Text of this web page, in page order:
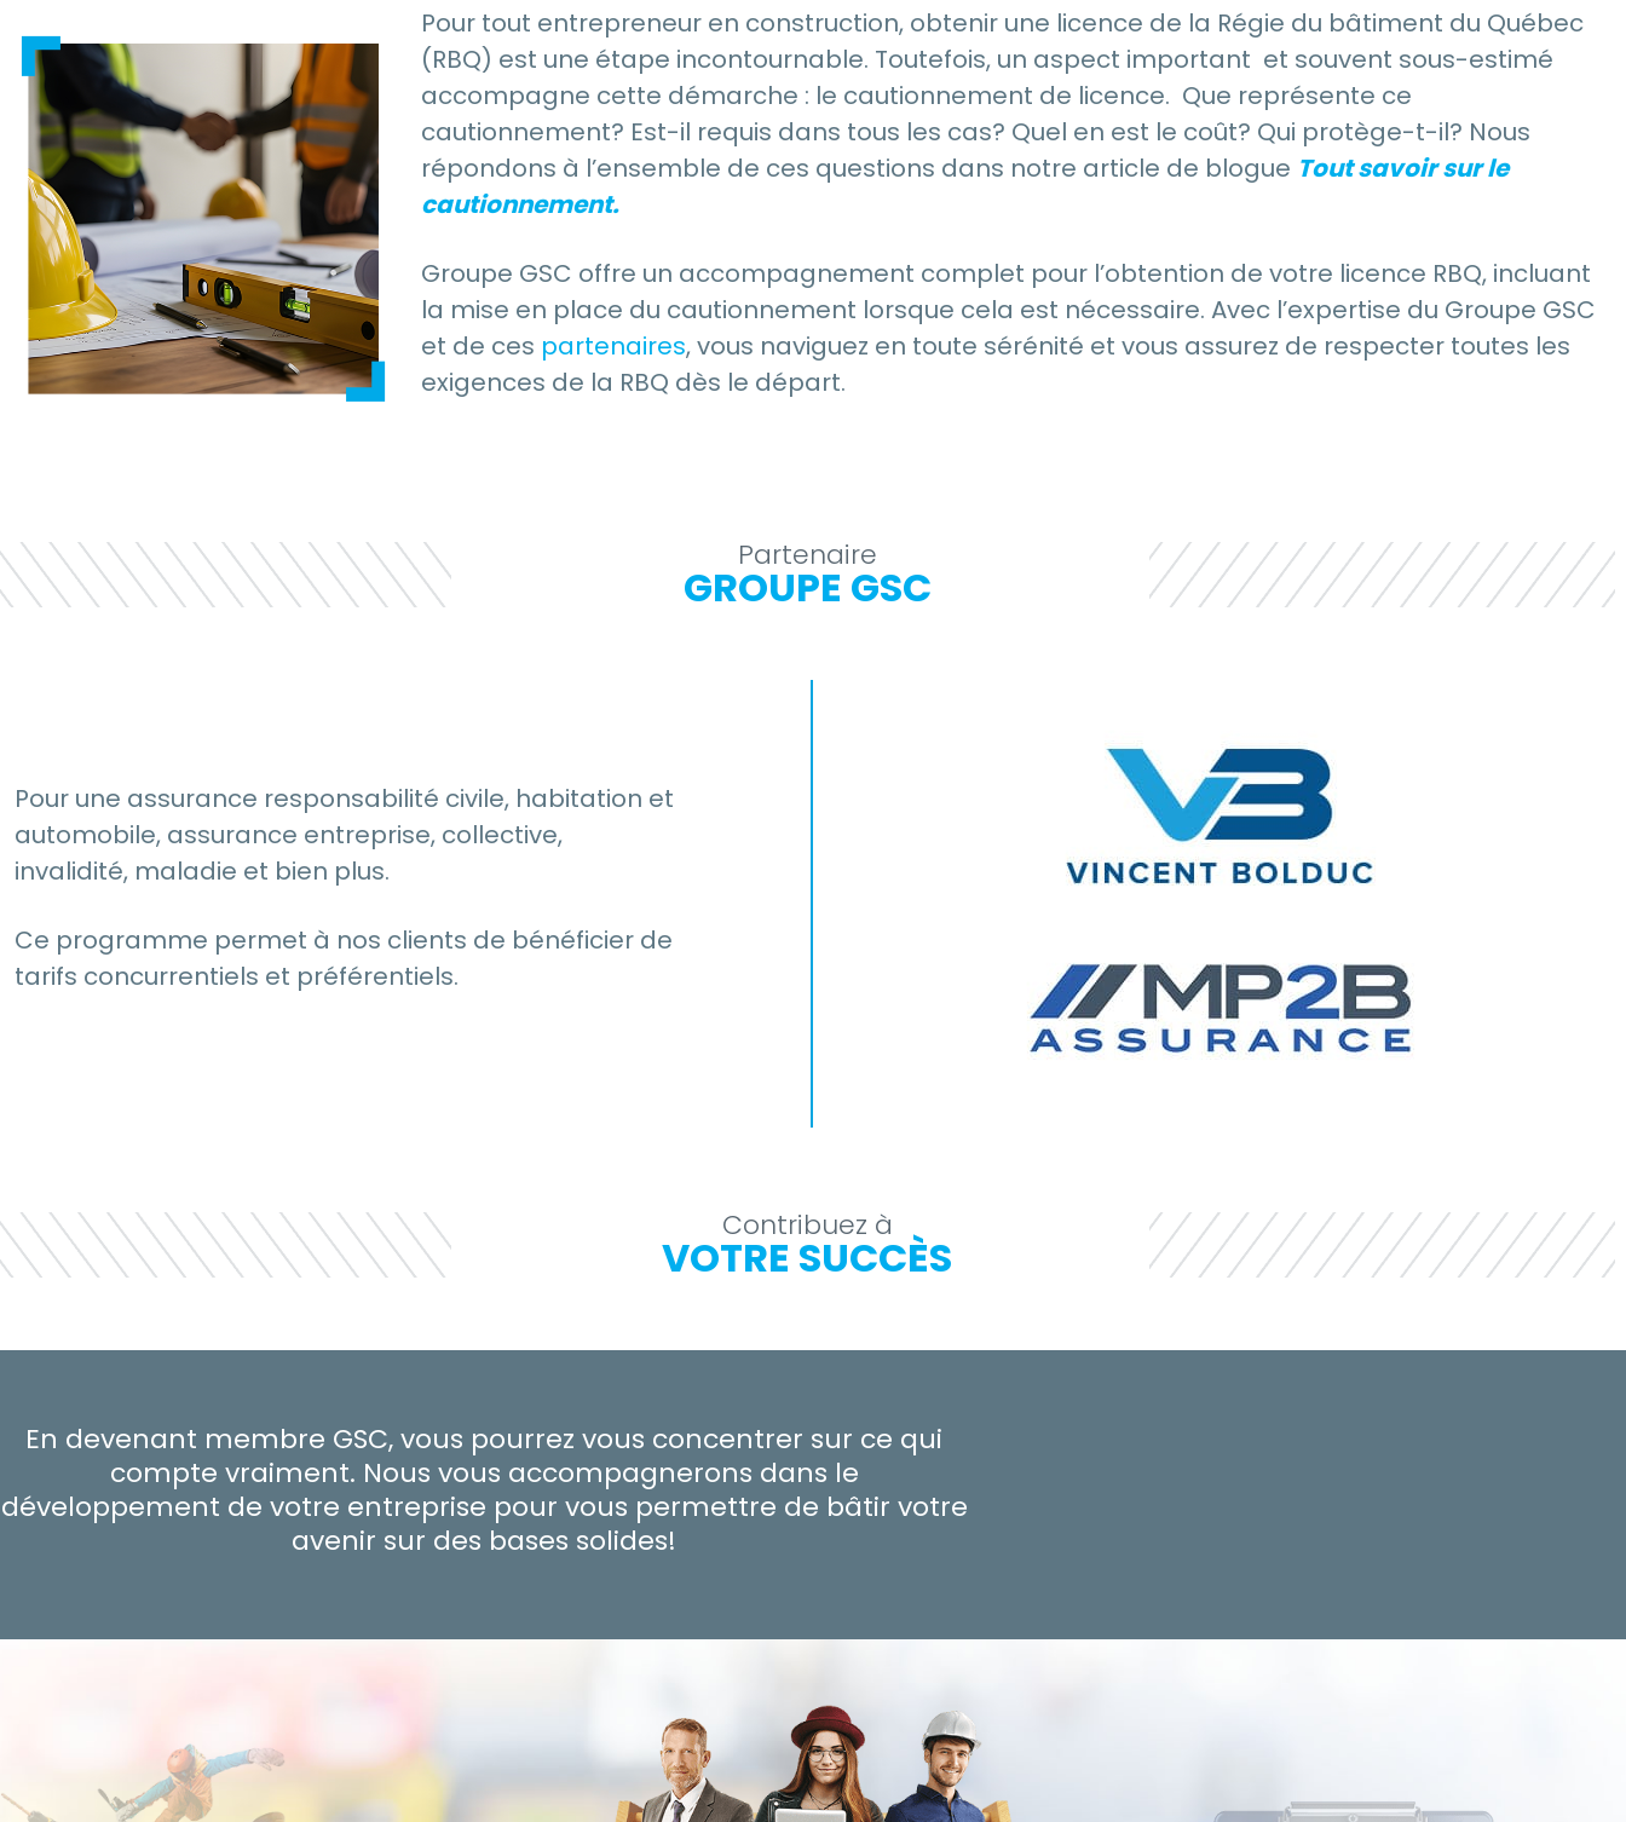
Pour tout entrepreneur en construction, obtenir une licence de la Régie du bâtiment du Québec
(RBQ) est une étape incontournable. Toutefois, un aspect important et souvent sous-estimé
accompagne cette démarche : le cautionnement de licence. Que représente ce
cautionnement? Est-il requis dans tous les cas? Quel en est le coût? Qui protège-t-il? Nous
répondons à l’ensemble de ces questions dans notre article de blogue Tout savoir sur le
cautionnement.
Groupe GSC offre un accompagnement complet pour l’obtention de votre licence RBQ, incluant
la mise en place du cautionnement lorsque cela est nécessaire. Avec l’expertise du Groupe GSC
et de ces partenaires, vous naviguez en toute sérénité et vous assurez de respecter toutes les
exigences de la RBQ dès le départ.
Partenaire
GROUPE GSC
Pour une assurance responsabilité civile, habitation et
automobile, assurance entreprise, collective,
invalidité, maladie et bien plus.
Ce programme permet à nos clients de bénéficier de
tarifs concurrentiels et préférentiels.
Contribuez à
VOTRE SUCCÈS
En devenant membre GSC, vous pourrez vous concentrer sur ce qui
compte vraiment. Nous vous accompagnerons dans le
développement de votre entreprise pour vous permettre de bâtir votre
avenir sur des bases solides!